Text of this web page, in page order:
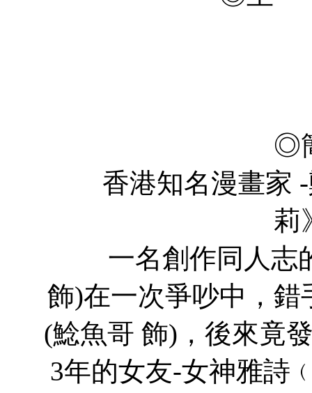
◎
香港知名漫畫家 -
莉
一名創作同人志
飾)在一次爭吵中，
(鯰魚哥 飾)，後來竟
3年的女友-女神雅詩